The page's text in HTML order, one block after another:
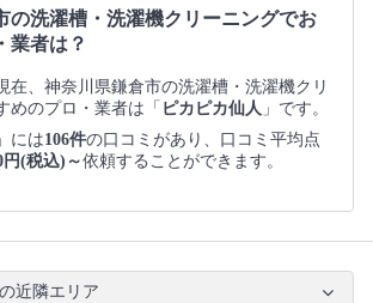
の洗濯槽・洗濯機クリーニングでお
業者は？
在、神奈川県鎌倉市の洗濯槽・洗濯機クリ
めのプロ・業者は「 ピカピカ仙人 」です。
」には106件の口コミがあり、口コミ平均点
円(税込)～依頼することができます。
近隣エリア